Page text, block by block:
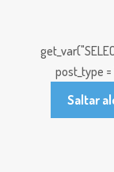
post_type
Saltar